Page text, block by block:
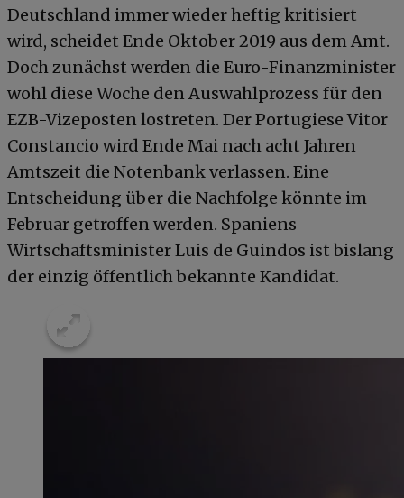
Deutschland immer wieder heftig kritisiert
wird, scheidet Ende Oktober 2019 aus dem Amt.
Doch zunächst werden die Euro-Finanzminister
wohl diese Woche den Auswahlprozess für den
EZB-Vizeposten lostreten. Der Portugiese Vitor
Constancio wird Ende Mai nach acht Jahren
Amtszeit die Notenbank verlassen. Eine
Entscheidung über die Nachfolge könnte im
Februar getroffen werden. Spaniens
Wirtschaftsminister Luis de Guindos ist bislang
der einzig öffentlich bekannte Kandidat.